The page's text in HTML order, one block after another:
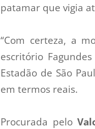
patamar que vigia
“Com certeza, a
escritório
Estadão de São
em termos reais.
Procurada pelo